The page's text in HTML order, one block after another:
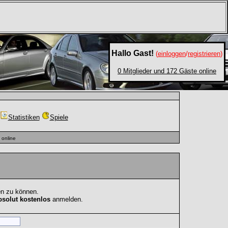
Hallo Gast! (einloggen/registrieren)
0 Mitglieder und 172 Gäste online
Statistiken Spiele
zu können.
kostenlos anmelden.